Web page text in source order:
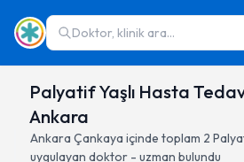
Doktor, klinik ara...
Palyatif Yaşlı Hasta
Ankara
Ankara Çankaya içinde toplam 2
uygulayan doktor - uzman bulundu